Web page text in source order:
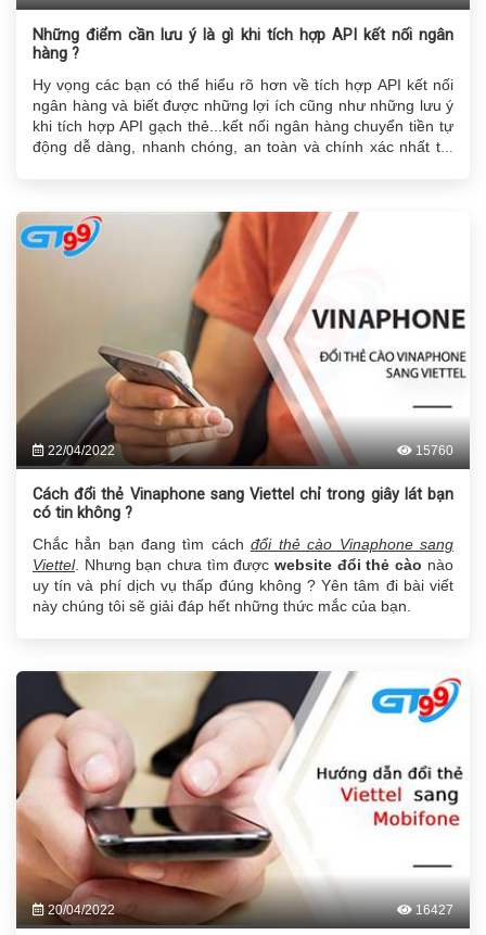
Những điểm cần lưu ý là gì khi tích hợp API kết nối ngân
hàng ?
Hy vọng các bạn có thể hiểu rõ hơn về tích hợp API kết nối
ngân hàng và biết được những lợi ích cũng như những lưu ý
khi tích hợp API gạch thẻ...kết nối ngân hàng chuyển tiền tự
động dễ dàng, nhanh chóng, an toàn và chính xác nhất thì
22/04/2022 15760
Cách đổi thẻ Vinaphone sang Viettel chỉ trong giây lát bạn
có tin không ?
Chắc hẳn bạn đang tìm cách đổi thẻ cào Vinaphone sang
Viettel. Nhưng bạn chưa tìm được website đổi thẻ cào nào
uy tín và phí dịch vụ thấp đúng không ? Yên tâm đi bài viết
này chúng tôi sẽ giải đáp hết những thức mắc của bạn.
20/04/2022 16427